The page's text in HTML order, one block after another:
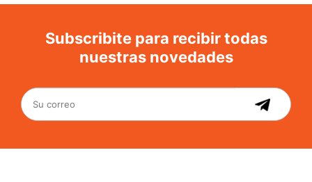
Subscribite para recibir todas
nuestras novedades